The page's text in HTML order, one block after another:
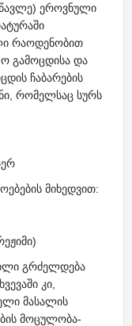
ეროვნული
რაოდენობით
გამოცდისა და
ჩაბარების
რომელსაც სურს
მიხედვით:
გრძელდება
კი,
მასალის
მოცულობა-